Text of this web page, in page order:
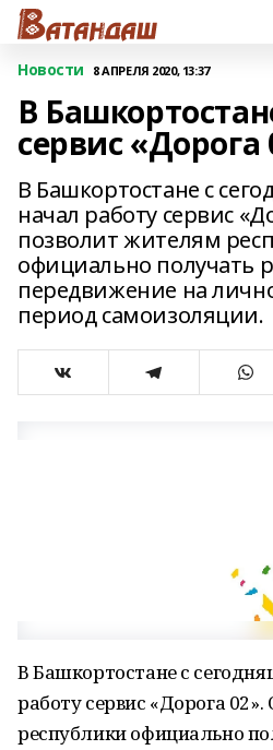
Новости 8 АПРЕЛЯ 2020, 13:37
В
сервис «Дорога
В Башкортостане с
начал работу сервис
позволит жителям
официально получать
передвижение на
период самоизоляции.
В Башкортостане с
работу сервис «Дорога
республики официально